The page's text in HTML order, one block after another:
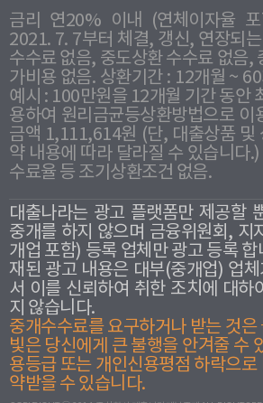
금리 연20% 이내 (연체이자율
2021. 7. 7부터 체결, 갱신, 연장되
수수료 없음, 중도상환 수수료 없음,
가비용 없음. 상환기간 : 12개월 ~
예시 : 100만원을 12개월 기간 동안
용하여 원리금균등상환방법으로 이
금액 1,111,614원 (단, 대출상품 및
약 내용에 따라 달라질 수 있습니다
수료율 등 조기상환조건 없음.
대출나라는 광고 플랫폼만 제공할
중개를 하지 않으며 금융위원회, 지
개업 포함) 등록 업체만 광고 등록 합
재된 광고 내용은 대부(중개업) 업
서 이를 신뢰하여 취한 조치에 대하
지 않습니다.
중개수수료를 요구하거나 받는 것
빛은 당신에게 큰 불행을 안겨줄 수
용등급 또는 개인신용평점 하락으로
약받을 수 있습니다.